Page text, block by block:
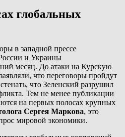
глобальных
в западной прессе
и Украины
месяц. До атаки на Курскую
что переговоры пройдут
что Зеленский разрушил
Тем не менее публикации
на первых полосах крупных
Сергея Маркова, это
мировой экономики.